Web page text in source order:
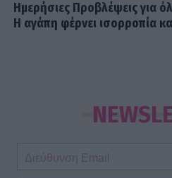
Ημερήσιες Προβλέψεις για
Η αγάπη φέρνει ισορροπία